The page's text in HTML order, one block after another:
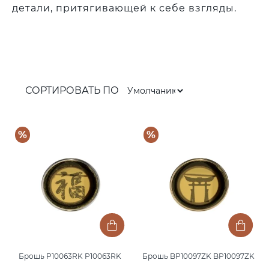
детали, притягивающей к себе взгляды.
СОРТИРОВАТЬ ПО
%
Брошь P10063RK P10063RK
%
Брошь BP10097ZK BP10097ZK